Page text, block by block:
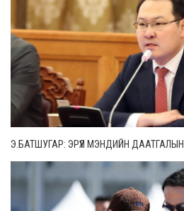
Э.БАТШУГАР: ЭРҮҮЛ МЭНДИЙН